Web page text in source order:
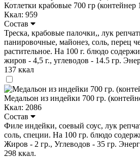
Котлетки крабовые 700 гр (контейнер
Ккал: 959
Состав
Треска, крабовые палочки,, лук
панировочные, майонез, соль, перец
растительное. На 100 г. блюдо
жиров - 4,5 г., углеводов - 14.5 гр.
137 ккал
Медальон из индейки 700 гр.
Ккал: 2086
Состав
Филе индейки, соевый соус, лук
соль, специи. На 100 гр. блюдо
Жиров - 2 гр., Углеводов - 35 гр.
298 ккал.